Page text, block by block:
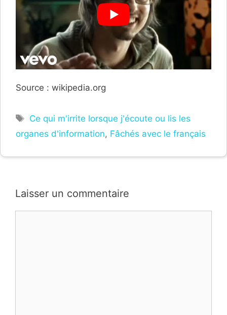
Source : wikipedia.org
Étiquettes
Ce qui m'irrite lorsque j'écoute ou lis les
organes d'information, Fâchés avec le français
Laisser un commentaire